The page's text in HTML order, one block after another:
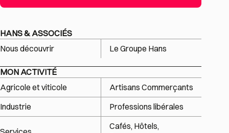
HANS & ASSOCIÉS
Nous découvrir
Le Groupe Hans
MON ACTIVITÉ
Agricole et viticole
Artisans Commerçants
Industrie
Professions libérales
Cafés, Hôtels,